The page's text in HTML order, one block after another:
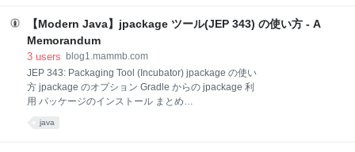
ステムによる目標は以下となります。 信頼性の高い設定 脆弱でエラーが
発生しやすいクラスパスメカニズムを、プログラムコンポーネントが互
いに明示的に依存関係を宣言する手段に置
【Modern Java】jpackage ツール(JEP 343) の使い方 - A
Memorandum
3 users blog1.mammb.com
JEP 343: Packaging Tool (Incubator) jpackage の使い
方 jpackage のオプション Gradle からの jpackage 利
用 パッケージのインストール まとめ
(Incubator) Java 14 で追加されたパッケージングツー
java